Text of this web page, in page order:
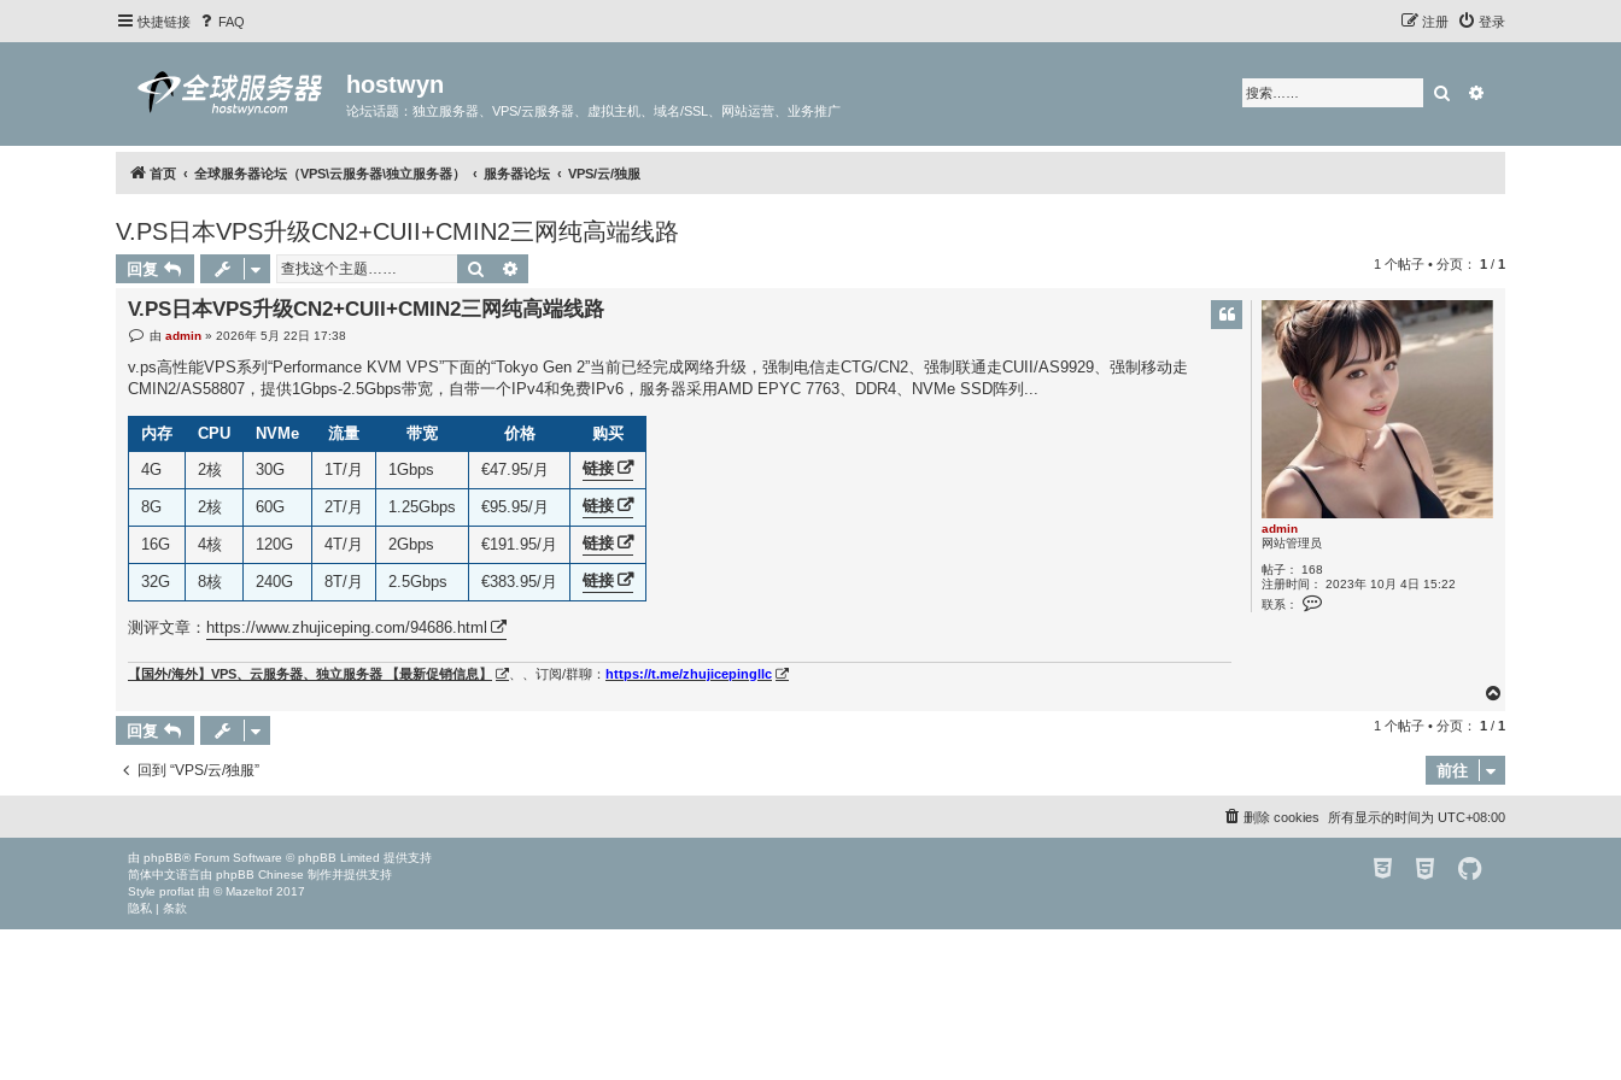
快捷链接 FAQ 登录
注册
hostwyn
论坛话题：独立服务器、VPS/云服务器、虚拟主机、域名/SSL、网站运营、业务推广
搜索
首页 全球服务器论坛（VPS\云服务器\独立服务器） 服务器论坛 VPS/云/独服
V.PS日本VPS升级CN2+CUII+CMIN2三网纯高端线路
回复 搜索 1 个帖子 • 分页： 1 / 1
admin
网站管理员
帖子：
168
注册时间：
2023年 10月 4日 15:22
联系：
V.PS日本VPS升级CN2+CUII+CMIN2三网纯高端线路
帖
由admin »2026年 5月 22日 17:38
v.ps高性能VPS系列“Performance KVM VPS”下面的“Tokyo Gen 2”当前已经完成网络升级，强制电信走CTG/CN2、强制联通走CUII/AS9929、强制移动走
CMIN2/AS58807，提供1Gbps-2.5Gbps带宽，自带一个IPv4和免费IPv6，服务器采用AMD EPYC 7763、DDR4、NVMe SSD阵列...
内存 CPU NVMe 流量 带宽 价格
购买
4G
2核 30G 1T/月 1Gbps €47.95/月 链接
8G 2核 60G 2T/月 1.25Gbps €95.95/月 链接
16G 4核 120G 4T/月 2Gbps €191.95/月 链接
32G 8核 240G 8T/月 2.5Gbps €383.95/月 链接
测评文章： https://www.zhujiceping.com/94686.html
【国外/海外】VPS、云服务器、独立服务器 【最新促销信息】 、、订阅/群聊： https://t.me/zhujicepingllc
回复 1 个帖子 • 分页： 1 / 1
回到 “VPS/云/独服” 前往
所有显示的时间为 UTC+08:00
删除 cookies
由 phpBB® Forum Software © phpBB Limited 提供支持
简体中文语言由 phpBB Chinese 制作并提供支持
Style proflat 由 © Mazeltof 2017
隐私
条款